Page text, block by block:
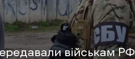
військам РФ